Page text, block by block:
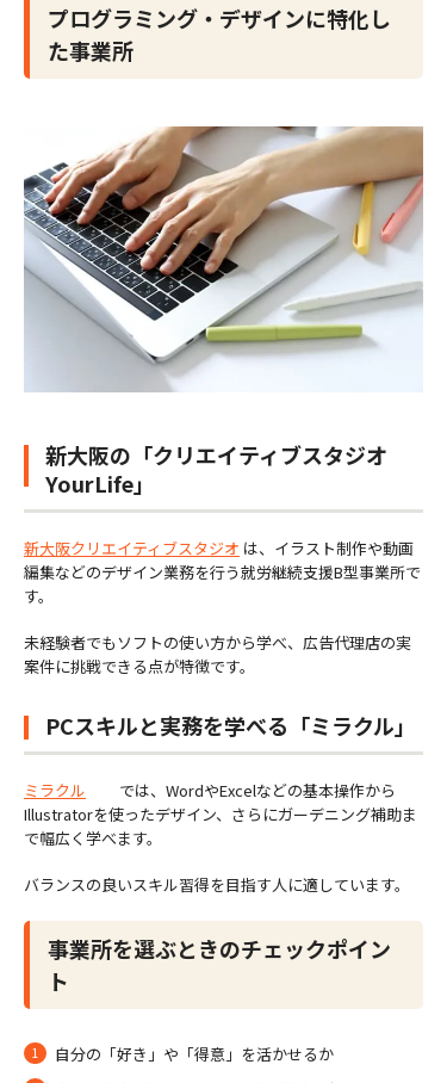
プログラミング・デザインに特化し
た事業所
新大阪の「クリエイティブスタジオ
YourLife」
新大阪クリエイティブスタジオ は、イラスト制作や動画
編集などのデザイン業務を行う就労継続支援B型事業所で
す。
未経験者でもソフトの使い方から学べ、広告代理店の実
案件に挑戦できる点が特徴です。
PCスキルと実務を学べる「ミラクル」
ミラクル
では、WordやExcelなどの基本操作から
Illustratorを使ったデザイン、さらにガーデニング補助ま
で幅広く学べます。
バランスの良いスキル習得を目指す人に適しています。
事業所を選ぶときのチェックポイン
ト
自分の「好き」や「得意」を活かせるか